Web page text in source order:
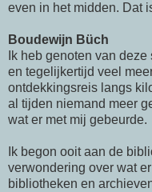
even in het midden. Dat
Boudewijn Büch
Ik heb genoten van
en tegelijkertijd veel
ontdekkingsreis langs
al tijden niemand meer
wat er met mij gebeurde.
Ik begon ooit aan de
verwondering over wat
bibliotheken en